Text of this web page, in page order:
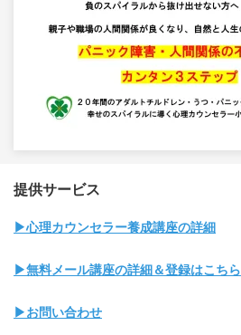
提供サービス
▶心理カウンセラー養成講座の詳細
▶無料メール講座の詳細＆登録はこちら
▶お問い合わせ